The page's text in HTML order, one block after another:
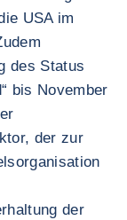
USA im
des Status
bis November
der zur
der